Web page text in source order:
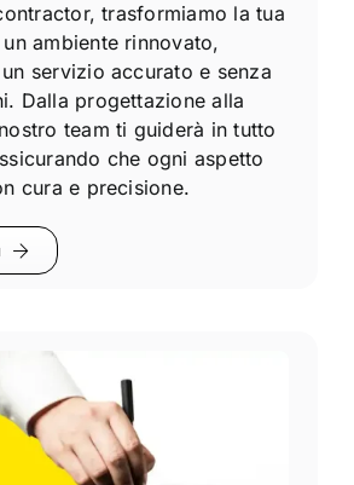
trasformiamo la tua
ambiente rinnovato,
servizio accurato e senza
Dalla progettazione alla
team ti guiderà in tutto
che ogni aspetto
cura e precisione.